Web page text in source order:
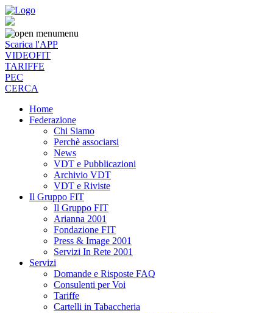
menu
Scarica l'APP
VIDEOFIT
TARIFFE
PEC
CERCA
Home
Federazione
Chi Siamo
Perchè associarsi
News
VDT e Pubblicazioni
Archivio VDT
VDT e Riviste
Il Gruppo FIT
Il Gruppo FIT
Arianna 2001
Fondazione FIT
Press & Image 2001
Servizi In Rete 2001
Servizi
Domande e Risposte FAQ
Consulenti per Voi
Tariffe
Cartelli in Tabaccheria